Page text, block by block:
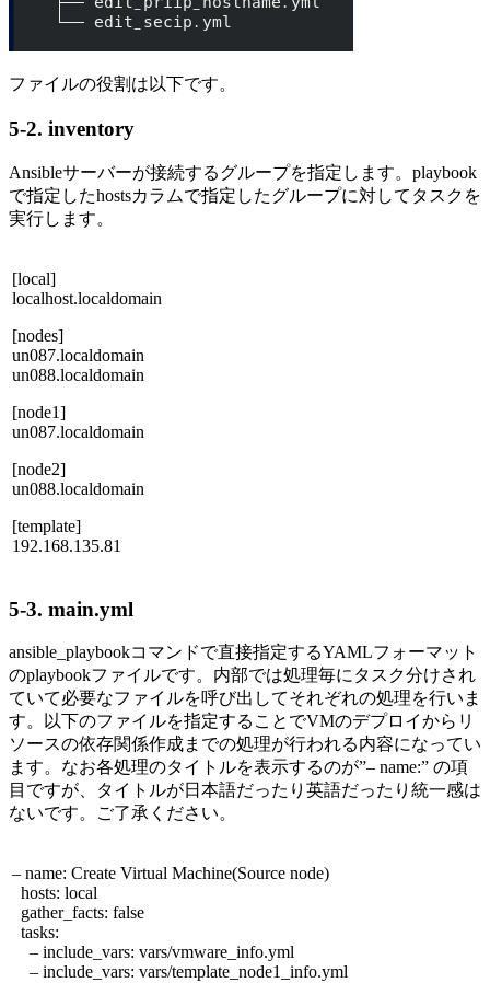
ファイルの役割は以下です。
5-2. inventory
Ansibleサーバーが接続するグループを指定します。 playbook
で指定したhostsカラムで指定したグループに対してタスクを
実行します。
[local]
localhost.localdomain
[nodes]
un087.localdomain
un088.localdomain
[node1]
un087.localdomain
[node2]
un088.localdomain
[template]
192.168.135.81
5-3. main.yml
ansible_playbookコマンドで直接指定するYAMLフォーマット
のplaybookファイルです。内部では処理毎にタスク分けされ
ていて必要なファイルを呼び出してそれぞれの処理を行いま
す。以下のファイルを指定することでVMのデプロイからリ
ソースの依存関係作成までの処理が行われる内容になってい
ます。なお各処理のタイトルを表示するのが”– name:” の項
目ですが、タイトルが日本語だったり英語だったり統一感は
ないです。ご了承ください。
– name: Create Virtual Machine(Source node)
hosts: local
gather_facts: false
tasks:
– include_vars: vars/vmware_info.yml
– include_vars: vars/template_node1_info.yml